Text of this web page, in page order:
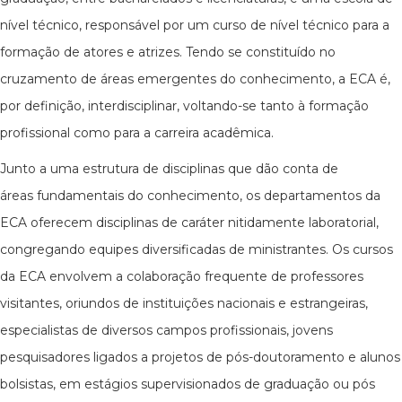
nível técnico, responsável por um curso de nível técnico para a
formação de atores e atrizes. Tendo se constituído no
cruzamento de áreas emergentes do conhecimento, a ECA é,
por definição, interdisciplinar, voltando-se tanto à formação
profissional como para a carreira acadêmica.
Junto a uma estrutura de disciplinas que dão conta de
áreas fundamentais do conhecimento, os departamentos da
ECA oferecem disciplinas de caráter nitidamente laboratorial,
congregando equipes diversificadas de ministrantes. Os cursos
da ECA envolvem a colaboração frequente de professores
visitantes, oriundos de instituições nacionais e estrangeiras,
especialistas de diversos campos profissionais, jovens
pesquisadores ligados a projetos de pós-doutoramento e alunos
bolsistas, em estágios supervisionados de graduação ou pós